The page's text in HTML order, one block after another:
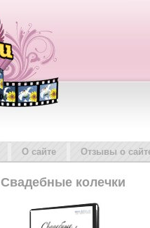
О сайте Отзывы о
Свадебные колечки